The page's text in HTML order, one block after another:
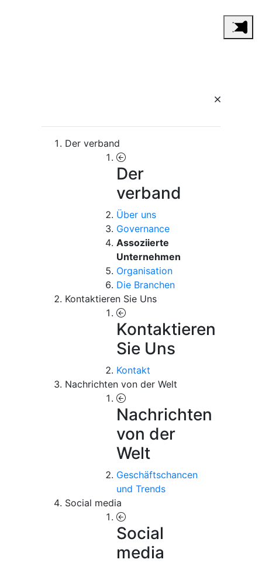
Der verband
Der
verband
Über uns
Governance
Assoziierte
Unternehmen
Organisation
Die Branchen
Kontaktieren Sie Uns
Kontaktieren
Sie Uns
Kontakt
Nachrichten von der Welt
Nachrichten
von der
Welt
Geschäftschancen
und Trends
Social media
Social
media